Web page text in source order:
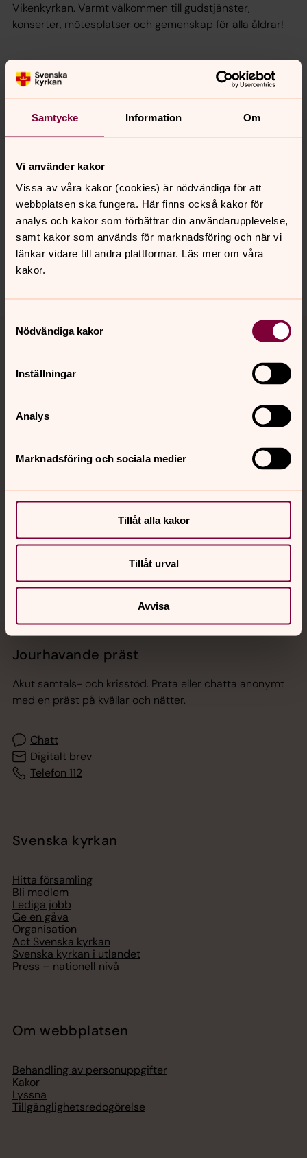
Samtycke Information Om
Vi använder kakor
Vissa av våra kakor (cookies) är nödvändiga för att
webbplatsen ska fungera. Här finns också kakor för
analys och kakor som förbättrar din användarupplevelse,
samt kakor som används för marknadsföring och när vi
länkar vidare till andra plattformar. Läs mer om våra
kakor.
Nödvändiga kakor
Inställningar
Analys
Marknadsföring och sociala medier
Tillåt alla kakor
Tillåt urval
Avvisa
Vikenkyrkan. Varmt välkommen till gudstjänster,
konserter, mötesplatser och gemenskap för alla åldrar!
Välkommen till Karlstads pastorat
Svenska kyrkan engagerar många människor i Karlstad.
Körsångare, cafégäster, bullbakare, barn och föräldrar,
konfirmander, frivilliga, pilgrimer, dansare och många
andra. Läs om vår verksamhet här.
Senast ändrad 3 juni 2026
Synpunkter eller frågor på sidans
innehåll?
karlstads.pastorat@svenskakyrkan.se
Dela
Hitta snabbt
Sociala kanaler
Jourhavande präst
Akut samtals- och krisstöd. Prata eller chatta anonymt
med en präst på kvällar och nätter.
Chatt
Digitalt brev
Telefon 112
Svenska kyrkan
Hitta församling
Bli medlem
Lediga jobb
Ge en gåva
Organisation
Act Svenska kyrkan
Svenska kyrkan i utlandet
Press – nationell nivå
Om webbplatsen
Behandling av personuppgifter
Kakor
Lyssna
Tillgänglighetsredogörelse